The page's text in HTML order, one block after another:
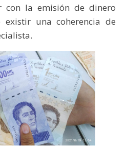
con la emisión de dinero
existir una coherencia de